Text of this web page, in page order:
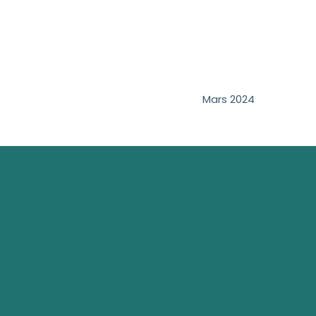
Mars 2024